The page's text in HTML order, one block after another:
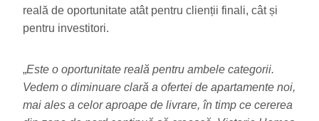
reală de oportunitate atât pentru clienții finali, cât și
pentru investitori.
„Este o oportunitate reală pentru ambele categorii.
Vedem o diminuare clară a ofertei de apartamente noi,
mai ales a celor aproape de livrare, în timp ce cererea